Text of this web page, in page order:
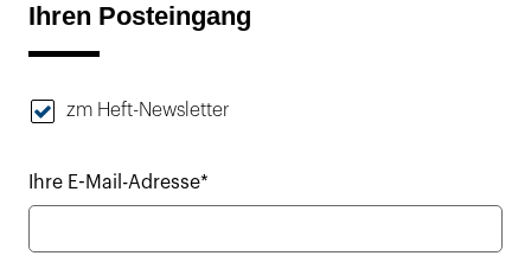
Ihren Posteingang
zm Heft-Newsletter
Ihre E-Mail-Adresse*